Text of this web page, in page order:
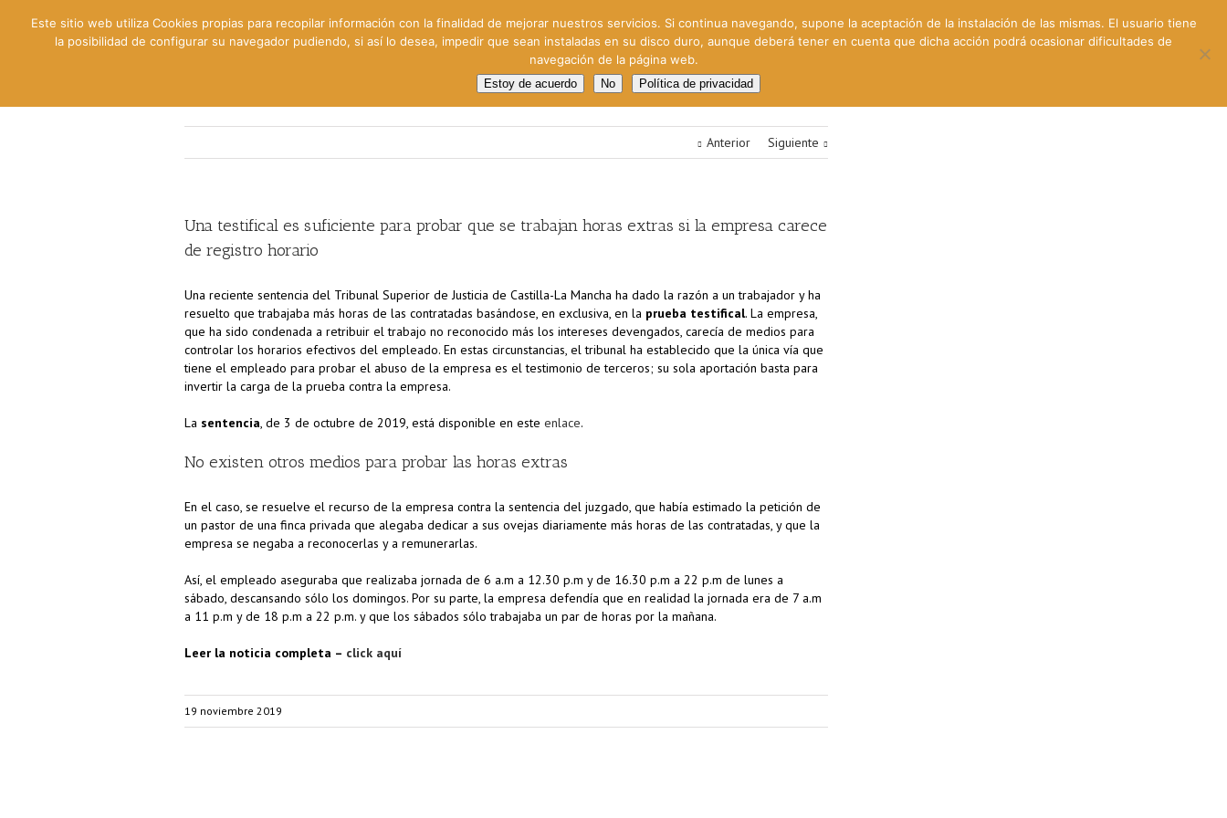
Gestión Cinematográfica Otros servicios
Anterior Siguiente
Una testifical es suficiente para probar que se trabajan horas extras si la empresa carece
de registro horario
Una reciente sentencia del Tribunal Superior de Justicia de Castilla-La Mancha ha dado la razón a un trabajador y ha
resuelto que trabajaba más horas de las contratadas basándose, en exclusiva, en la prueba testifical. La empresa,
que ha sido condenada a retribuir el trabajo no reconocido más los intereses devengados, carecía de medios para
controlar los horarios efectivos del empleado. En estas circunstancias, el tribunal ha establecido que la única vía que
tiene el empleado para probar el abuso de la empresa es el testimonio de terceros; su sola aportación basta para
invertir la carga de la prueba contra la empresa.
La sentencia, de 3 de octubre de 2019, está disponible en este enlace.
No existen otros medios para probar las horas extras
En el caso, se resuelve el recurso de la empresa contra la sentencia del juzgado, que había estimado la petición de
un pastor de una finca privada que alegaba dedicar a sus ovejas diariamente más horas de las contratadas, y que la
empresa se negaba a reconocerlas y a remunerarlas.
Así, el empleado aseguraba que realizaba jornada de 6 a.m a 12.30 p.m y de 16.30 p.m a 22 p.m de lunes a
sábado, descansando sólo los domingos. Por su parte, la empresa defendía que en realidad la jornada era de 7 a.m
a 11 p.m y de 18 p.m a 22 p.m. y que los sábados sólo trabajaba un par de horas por la mañana.
Leer la noticia completa – click aquí
19 noviembre 2019
Este sitio web utiliza Cookies propias para recopilar información con la finalidad de mejorar nuestros servicios. Si continua navegando, supone la aceptación de la instalación de las mismas. El usuario tiene
la posibilidad de configurar su navegador pudiendo, si así lo desea, impedir que sean instaladas en su disco duro, aunque deberá tener en cuenta que dicha acción podrá ocasionar dificultades de
navegación de la página web.
Estoy de acuerdo No Política de privacidad